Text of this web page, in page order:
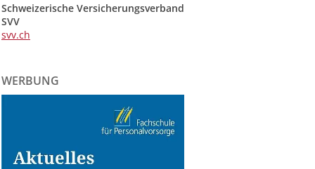
Schweizerische Versicherungsverband
SVV
svv.ch
WERBUNG